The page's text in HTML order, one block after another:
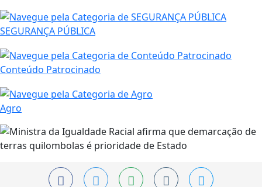
SEGURANÇA PÚBLICA
Conteúdo Patrocinado
Agro